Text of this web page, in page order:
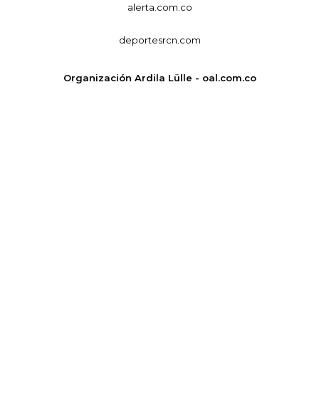
alerta.com.co
deportesrcn.com
Organización Ardila Lülle - oal.com.co